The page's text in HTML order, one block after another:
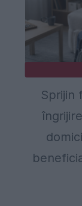
Sprijin